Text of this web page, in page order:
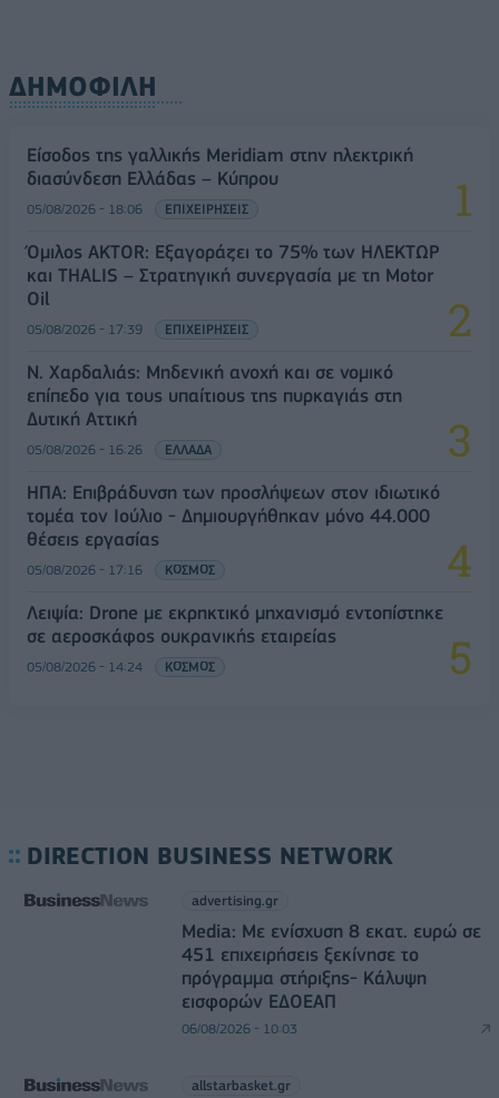
ΔΗΜΟΦΙΛΗ
Είσοδος της γαλλικής Meridiam στην ηλεκτρική
διασύνδεση Ελλάδας – Κύπρου
05/08/2026 - 18:06 ΕΠΙΧΕΙΡΗΣΕΙΣ
Όμιλος AKTOR: Εξαγοράζει το 75% των ΗΛΕΚΤΩΡ
και THALIS – Στρατηγική συνεργασία με τη Motor
Oil
05/08/2026 - 17:39 ΕΠΙΧΕΙΡΗΣΕΙΣ
Ν. Χαρδαλιάς: Μηδενική ανοχή και σε νομικό
επίπεδο για τους υπαίτιους της πυρκαγιάς στη
Δυτική Αττική
05/08/2026 - 16:26 ΕΛΛΑΔΑ
ΗΠΑ: Επιβράδυνση των προσλήψεων στον ιδιωτικό
τομέα τον Ιούλιο - Δημιουργήθηκαν μόνο 44.000
θέσεις εργασίας
05/08/2026 - 17:16 ΚΟΣΜΟΣ
Λειψία: Drone με εκρηκτικό μηχανισμό εντοπίστηκε
σε αεροσκάφος ουκρανικής εταιρείας
05/08/2026 - 14:24 ΚΟΣΜΟΣ
DIRECTION BUSINESS NETWORK
advertising.gr
Media: Με ενίσχυση 8 εκατ. ευρώ σε
451 επιχειρήσεις ξεκίνησε το
πρόγραμμα στήριξης- Κάλυψη
εισφορών ΕΔΟΕΑΠ
06/08/2026 - 10:03
allstarbasket.gr